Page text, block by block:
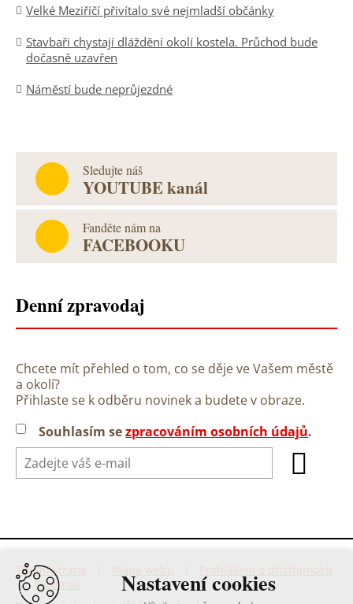
Velké Meziříčí přivítalo své nejmladší občánky
Stavbaři chystají dláždění okolí kostela. Průchod bude
dočasně uzavřen
Náměstí bude neprůjezdné
Sledujte náš
YOUTUBE kanál
Fanděte nám na
FACEBOOKU
Denní zpravodaj
Chcete mít přehled o tom, co se děje ve Vašem městě
a okolí?
Přihlaste se k odběru novinek a budete v obraze.
Souhlasím sezpracováním osobních údajů.
Titulní strana
|Webmail
Nastavení cookies